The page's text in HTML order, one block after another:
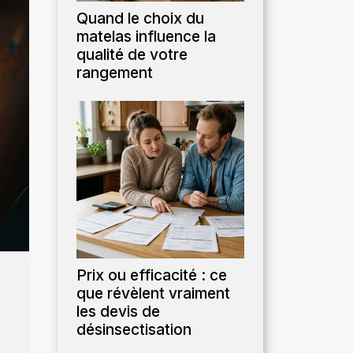
Quand le choix du
matelas influence la
qualité de votre
rangement
Prix ou efficacité : ce
que révèlent vraiment
les devis de
désinsectisation